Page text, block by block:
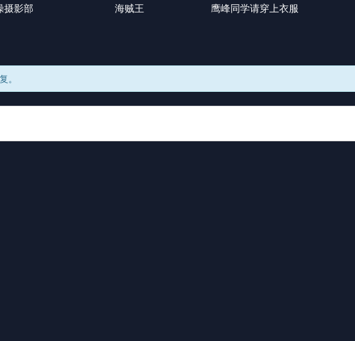
摄影部 海贼王 鹰峰同学请穿上衣服
。